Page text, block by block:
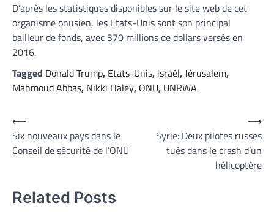
D’après les statistiques disponibles sur le site web de cet
organisme onusien, les Etats-Unis sont son principal
bailleur de fonds, avec 370 millions de dollars versés en
2016.
Tagged Donald Trump, Etats-Unis, israél,Jérusalem,
Mahmoud Abbas, Nikki Haley, ONU, UNRWA
Navigation
de
l’article
⟵
Six nouveaux pays dans le
Conseil de sécurité de l’ONU
Syrie: Deux pilotes russes
tués dans le crash d’un
hélicoptère
⟶
Related Posts